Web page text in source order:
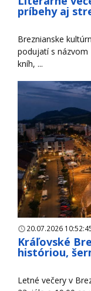
príbehy aj
Breznianske
podujatí s názvom
kníh, ...
20.07.2026
Kráľovské
históriou,
Letné večery v